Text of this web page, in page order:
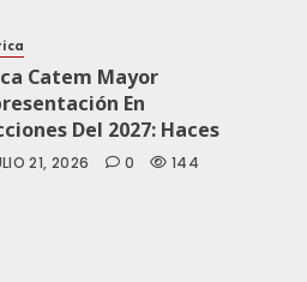
Catem Mayor
En
Del 2027: Haces
21, 2026 0 144